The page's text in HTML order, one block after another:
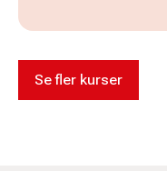
Se fler kurser